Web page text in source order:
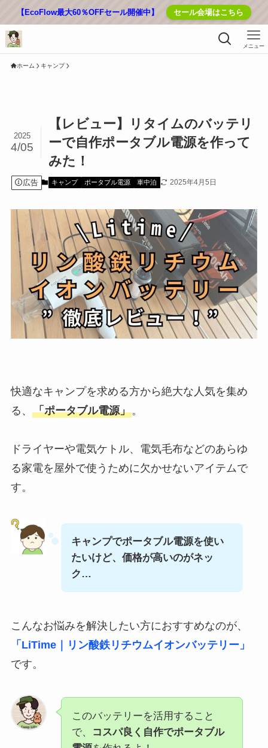
【EcoFlow最大60％OFFセール開催中】 セール会場はこちら
メニュー
ホーム キャンプ
【レビュー】リタイムのバッテリ
ーで自作ポータブル電源を作って
みた！
2025
4/05
広告 キャンプ ポータブル電源 車中泊 2025年4月5日
快適なキャンプを求める方から絶大な人気を集め
る、 「ポータブル電源」。
ドライヤーや電気ケトル、電気毛布などのあらゆ
る家電を屋外で使うために欠かせないアイテムで
す。
キャンプでポータブル電源を使い
たいけど、価格が高いのがネッ
ク…
こんなお悩みを解決したい方におすすめなのが、
「LiTime｜リン酸鉄リチウムイオンバッテリー」
です。
このバッテリーを活用すること
で、
コスパ良く自作でポータブル